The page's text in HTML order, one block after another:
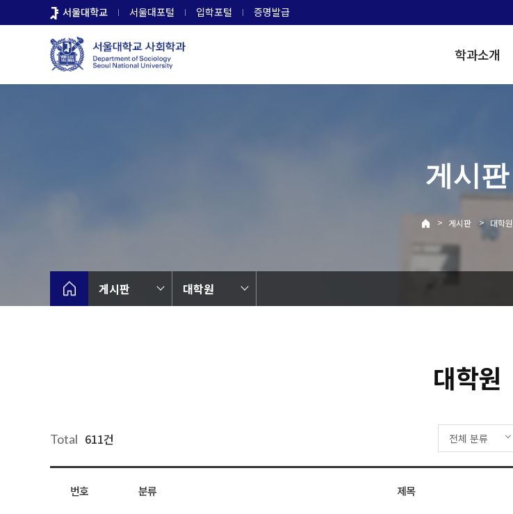
로
서울대학교 서울대포털 입학포털 증명발급
학과소개
게시판
> 게시판 > 대학원
게시판 대학원
대학원
Total 611건 전체 분류
번호 분류 제목